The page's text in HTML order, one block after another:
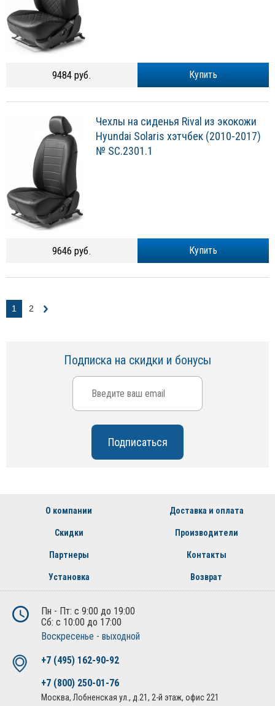
Купить
9484 руб.
Чехлы на сиденья Rival из экокожи
Hyundai Solaris хэтчбек (2010-2017)
№ SC.2301.1
Купить
9646 руб.
1 2
Подписка на скидки и бонусы
О компании Доставка и оплата
Скидки Производители
Партнеры Контакты
Установка Возврат
Пн - Пт: с 9:00 до 19:00
Сб: с 10:00 до 17:00
Воскресенье - выходной
+7 (495) 162-90-92
+7 (800) 250-01-76
Москва, Лобненская ул., д.21, 2-й этаж, офис 221